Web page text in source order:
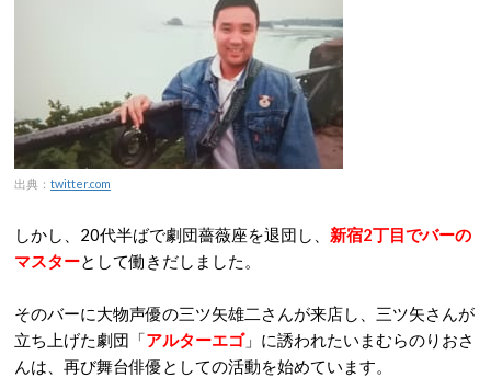
出典： twitter.com
しかし、20代半ばで劇団薔薇座を退団し、 新宿2丁目でバーの
マスターとして働きだしました。
そのバーに大物声優の三ツ矢雄二さんが来店し、三ツ矢さんが
立ち上げた劇団「アルターエゴ」に誘われたいまむらのりおさ
んは、再び舞台俳優としての活動を始めています。